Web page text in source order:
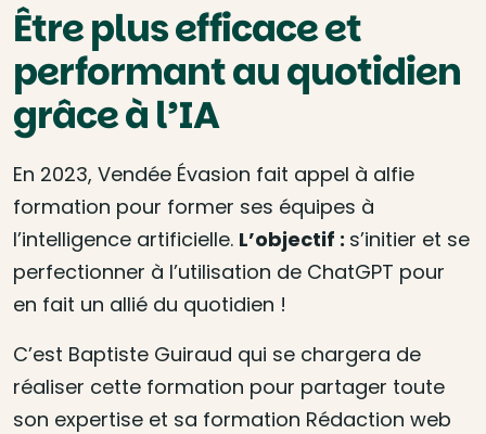
Être plus efficace et
performant au quotidien
grâce à l’IA
En 2023, Vendée Évasion fait appel à alfie
formation pour former ses équipes à
l’intelligence artificielle. L’objectif : s’initier et se
perfectionner à l’utilisation de ChatGPT pour
en fait un allié du quotidien !
C’est Baptiste Guiraud qui se chargera de
réaliser cette formation pour partager toute
son expertise et sa formation Rédaction web